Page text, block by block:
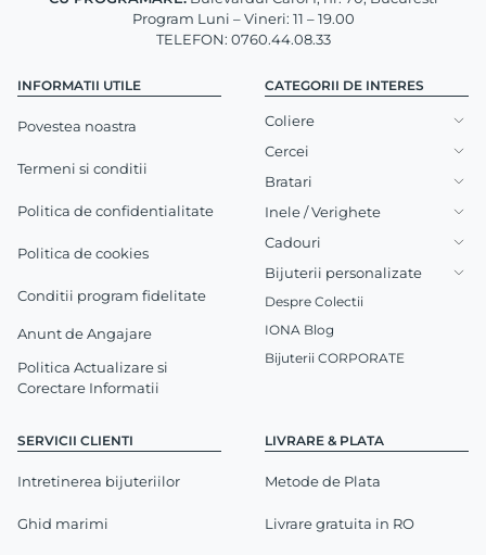
INFORMATII UTILE
Povestea noastra
Termeni si conditii
Politica de confidentialitate
Politica de cookies
Conditii program fidelitate
Anunt de Angajare
Politica Actualizare si
Corectare Informatii
SERVICII CLIENTI
Intretinerea bijuteriilor
Ghid marimi
LIVRARE & PLATA
Metode de Plata
Livrare gratuita in RO
Program Luni – Vineri: 11 – 19.00
TELEFON: 0760.44.08.33
CATEGORII DE INTERES
Coliere
Cercei
Bratari
Inele / Verighete
Cadouri
Bijuterii personalizate
Despre Colectii
IONA Blog
Bijuterii CORPORATE